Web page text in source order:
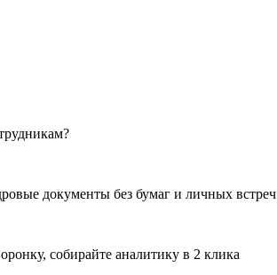
документы без бумаг и личных встреч
собирайте аналитику в 2 клика